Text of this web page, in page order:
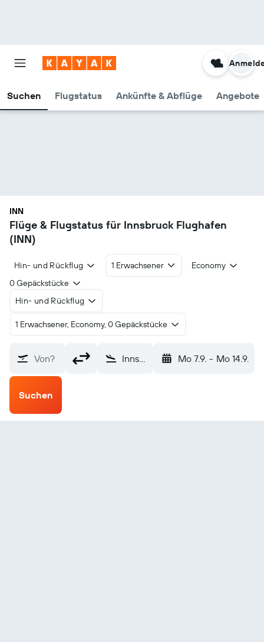
Suchen Flugstatus Ankünfte & Abflüge Angebote
INN
Flüge & Flugstatus für Innsbruck Flughafen
(INN)
Hin- und Rückflug 1 Erwachsener
Economy
0 Gepäckstücke
Hin- und Rückflug
1 Erwachsener, Economy, 0 Gepäckstücke
Von? Innsbruck (INN) Mo 7.9. - Mo 14.9.
Suchen